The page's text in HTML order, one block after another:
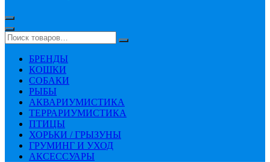
БРЕНДЫ
КОШКИ
СОБАКИ
РЫБЫ
АКВАРИУМИСТИКА
ТЕРРАРИУМИСТИКА
ПТИЦЫ
ХОРЬКИ / ГРЫЗУНЫ
ГРУМИНГ И УХОД
АКСЕССУАРЫ